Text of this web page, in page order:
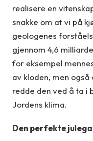
realisere en
snakke om at vi på
geologenes
gjennom 4,6
for eksempel
av kloden, men
redde den ved å ta i
Jordens klima.
Den perfekte